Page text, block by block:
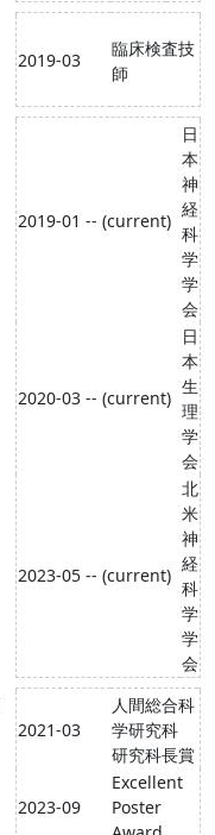
2019-03
臨床検査技
師
2019-01 -- (current)
日
本
神
経
科
学
学
会
2020-03 -- (current)
日
本
生
理
学
会
2023-05 -- (current)
北
米
神
経
科
学
学
会
2021-03
人間総合科
学研究科
研究科長賞
2023-09
Excellent
Poster